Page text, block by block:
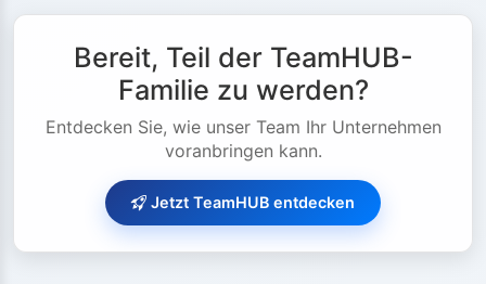
Bereit, Teil der TeamHUB-
Familie zu werden?
Entdecken Sie, wie unser Team Ihr Unternehmen
voranbringen kann.
Jetzt TeamHUB entdecken